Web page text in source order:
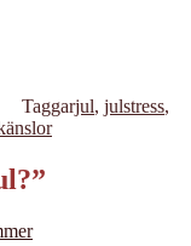
Taggarjul, julstress,